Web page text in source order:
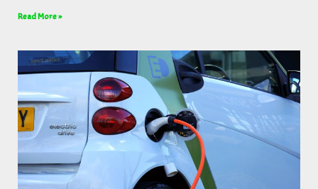
Read More »